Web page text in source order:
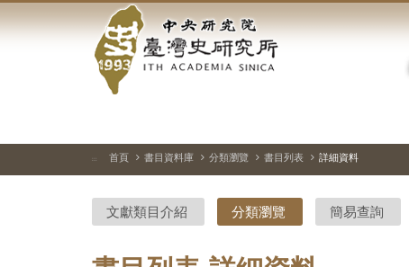
到
中
央
研
院-
臺
灣
::: 首頁 書目資料庫 分類瀏覽 書目列表 詳細資料
文獻類目介紹 分類瀏覽 簡易查詢